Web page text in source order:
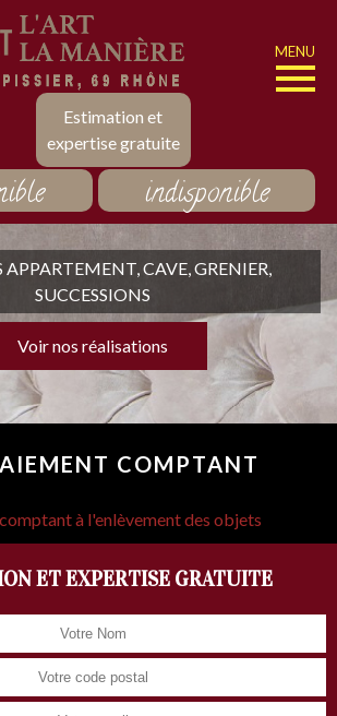
Estimation et
expertise gratuite
MENU
indisponible
APPARTEMENT, CAVE, GRENIER,
SUCCESSIONS
Voir nos réalisations
COMPTANT
à l'enlèvement des objets
ET EXPERTISE GRATUITE